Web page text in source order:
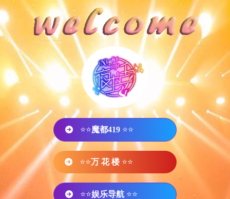
⭐⭐魔都419 ⭐⭐
⭐⭐万 花 楼 ⭐⭐
⭐⭐娱乐导航 ⭐⭐